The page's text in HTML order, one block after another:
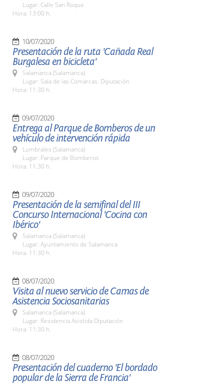
Lugar: Calle San Roque
Hora: 13:00 h.
10/07/2020
Presentación de la ruta 'Cañada Real
Burgalesa en bicicleta'
Salamanca (Salamanca)
Lugar: Sala de las Comarcas. Diputación
Hora: 11:30 h.
09/07/2020
Entrega al Parque de Bomberos de un
vehículo de intervención rápida
Lumbrales (Salamanca)
Lugar: Parque de Bomberos
Hora: 11:30 h.
09/07/2020
Presentación de la semifinal del III
Concurso Internacional 'Cocina con
Ibérico'
Salamanca (Salamanca)
Lugar: Ayuntamiento de Salamanca
Hora: 11:30 h.
08/07/2020
Visita al nuevo servicio de Camas de
Asistencia Sociosanitarias
Salamanca (Salamanca)
Lugar: Residencia Asistida Diputación
Hora: 11:30 h.
08/07/2020
Presentación del cuaderno 'El bordado
popular de la Sierra de Francia'